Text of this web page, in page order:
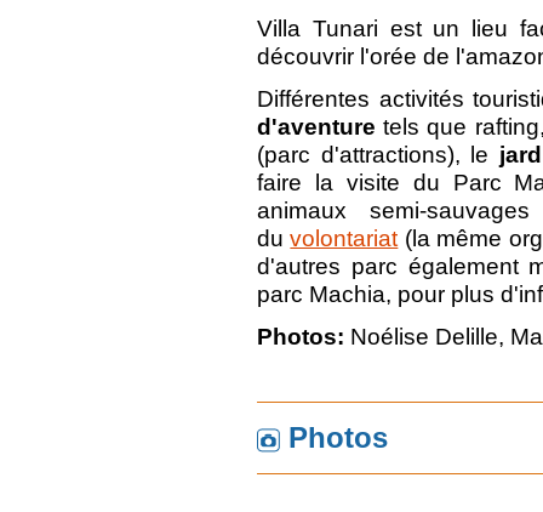
Villa Tunari est un lieu
découvrir l'orée de
Différentes activités
d'aventure tels que
(parc d'attractions), le
faire la visite du Parc
animaux semi-
duvolontariat (la même
d'autres parc également
parc Machia, pour plus
Photos: Noélise Delille,
Photos